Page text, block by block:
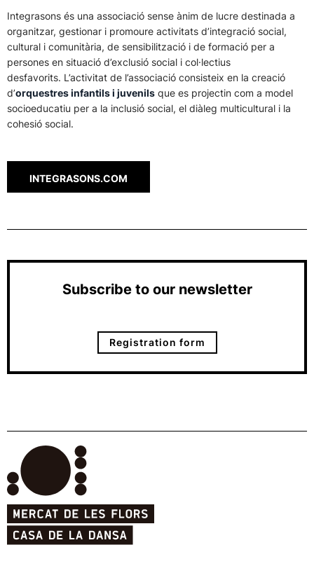
Integrasons és una associació sense ànim de lucre destinada a
organitzar, gestionar i promoure activitats d’integració social,
cultural i comunitària, de sensibilització i de formació per a
persones en situació d’exclusió social i col·lectius
desfavorits. L’activitat de l’associació consisteix en la creació
d’orquestres infantils i juvenils que es projectin com a model
socioeducatiu per a la inclusió social, el diàleg multicultural i la
cohesió social.
INTEGRASONS.COM
Subscribe to our newsletter
Registration form